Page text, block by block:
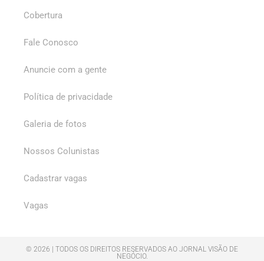
Cobertura
Fale Conosco
Anuncie com a gente
Política de privacidade
Galeria de fotos
Nossos Colunistas
Cadastrar vagas
Vagas
© 2026 | TODOS OS DIREITOS RESERVADOS AO JORNAL VISÃO DE
NEGÓCIO.